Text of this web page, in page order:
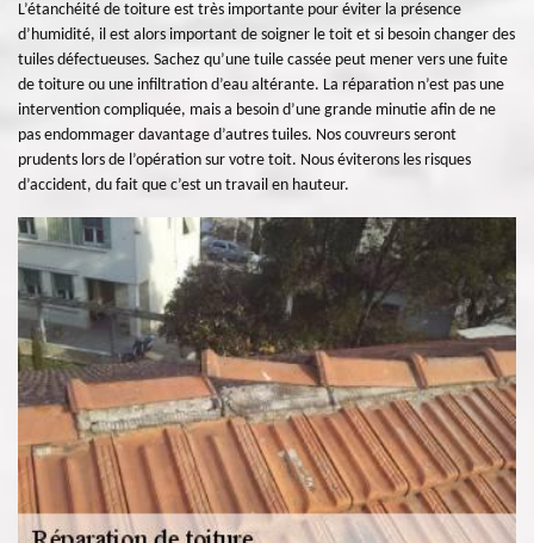
L’étanchéité de toiture est très importante pour éviter la présence
d’humidité, il est alors important de soigner le toit et si besoin changer des
tuiles défectueuses. Sachez qu’une tuile cassée peut mener vers une fuite
de toiture ou une infiltration d’eau altérante. La réparation n’est pas une
intervention compliquée, mais a besoin d’une grande minutie afin de ne
pas endommager davantage d’autres tuiles. Nos couvreurs seront
prudents lors de l’opération sur votre toit. Nous éviterons les risques
d’accident, du fait que c’est un travail en hauteur.